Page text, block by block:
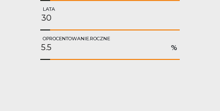
LATA
OPROCENTOWANIE.ROCZNE
%